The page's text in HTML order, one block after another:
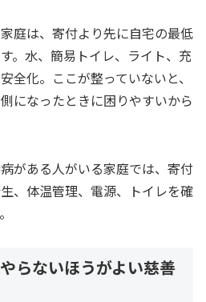
庭は、寄付より先に自宅の最低
。水、簡易トイレ、ライト、充
全化。ここが整っていないと、
になったときに困りやすいから
がある人がいる家庭では、寄付
、体温管理、電源、トイレを確
らないほうがよい慈善